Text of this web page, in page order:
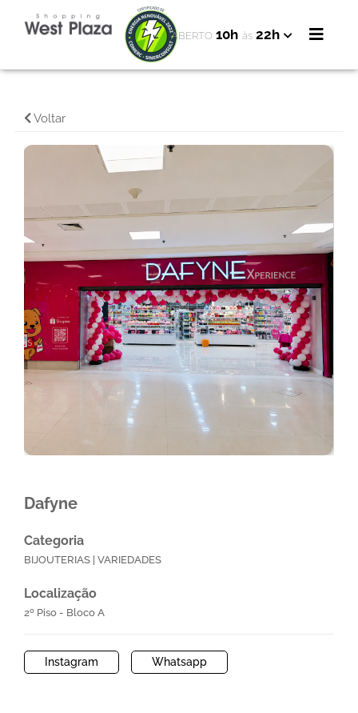
ABERTO 10h às 22h
Voltar
Dafyne
Categoria
BIJOUTERIAS | VARIEDADES
Localização
2º Piso - Bloco A
Instagram Whatsapp